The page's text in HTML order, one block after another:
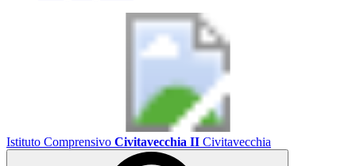
Istituto Comprensivo Civitavecchia II Civitavecchia